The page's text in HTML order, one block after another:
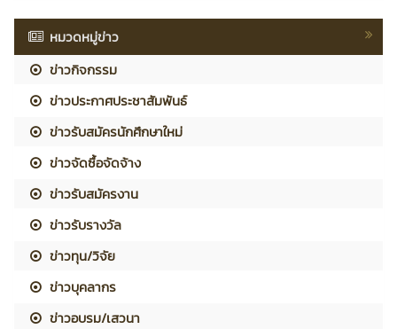
หมวดหมู่ข่าว
ข่าวกิจกรรม
ข่าวประกาศประชาสัมพันธ์
ข่าวรับสมัครนักศึกษาใหม่
ข่าวจัดซื้อจัดจ้าง
ข่าวรับสมัครงาน
ข่าวรับรางวัล
ข่าวทุน/วิจัย
ข่าวบุคลากร
ข่าวอบรม/เสวนา